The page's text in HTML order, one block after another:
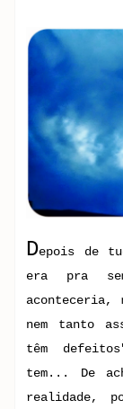
Depois de
era pra
aconteceria,
nem tanto
têm
tem... De
realidade,